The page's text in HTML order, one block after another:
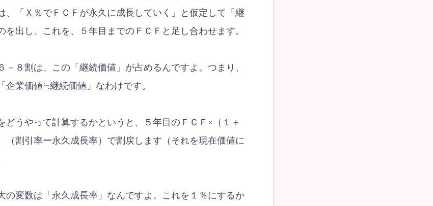
、「Ｘ％でＦＣＦが永久に成長していく」と仮定して「継
を出し、これを、５年目までのＦＣＦと足し合わせます。
－８割は、この「継続価値」が占めるんですよ。つまり、
企業価値≒継続価値」なわけです。
どうやって計算するかというと、５年目のＦＣＦ×（１＋
（割引率ー永久成長率）で割戻します（それを現在価値に
の変数は「永久成長率」なんですよ。これを１％にするか